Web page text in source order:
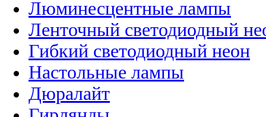
Люминесцентные лампы
Ленточный светодиодный
Гибкий светодиодный неон
Настольные лампы
Дюралайт